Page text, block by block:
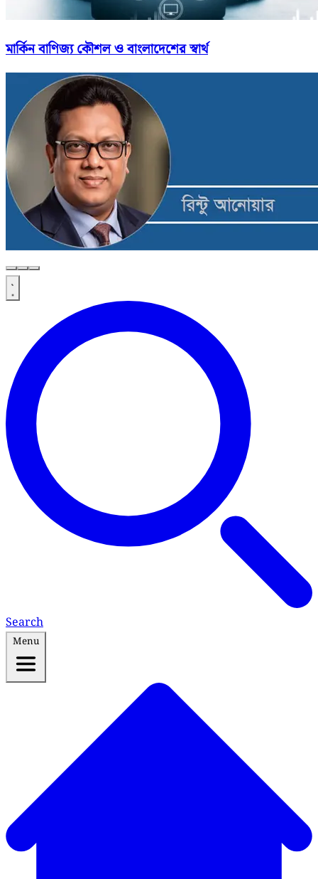
মার্কিন বাণিজ্য কৌশল ও বাংলাদেশের স্বার্থ
Search
Menu